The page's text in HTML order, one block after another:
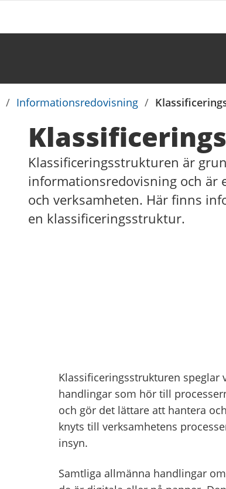
/ Informationsredovisning /
Klassificeringsstrukturen är
informationsredovisning och är
och verksamheten. Här finns
en klassificeringsstruktur.
Klassificeringsstrukturen speglar
handlingar som hör till
och gör det lättare att hantera
knyts till verksamhetens
insyn.
Samtliga allmänna handlingar